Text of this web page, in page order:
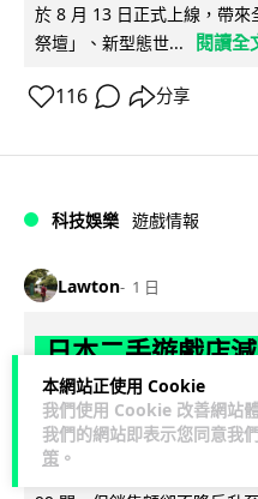
本網站正使用 Cookie
我們使用 Cookie 改善網站
我們的網站即表示您同意我
策 。
於 8 月 13 日正式上線，帶
祭壇」、新型態世...
閱讀全
116 分享
科技娛樂 遊戲情報
Lawton 1 日
日本二手遊戲店
四成 "懷舊"在 Z
感」
日本零售巨頭 GEO 將懷舊遊